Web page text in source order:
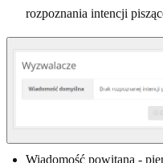
rozpoznania intencji
Wiadomość powitana -